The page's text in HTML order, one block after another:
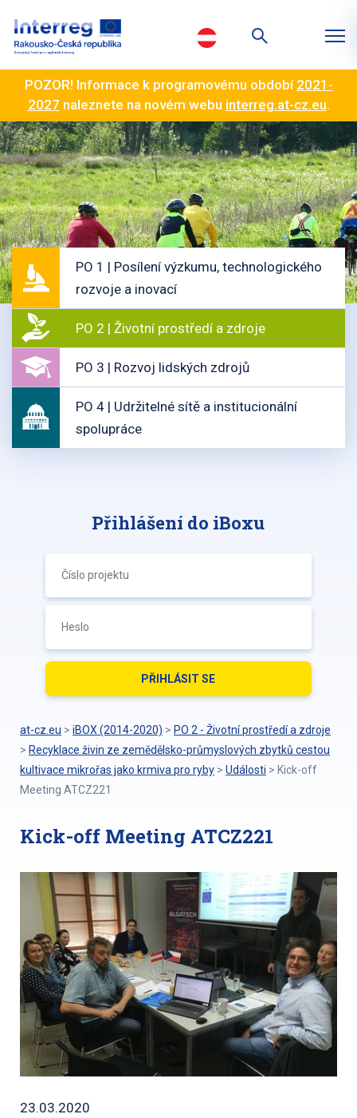
POZOR! Informace k programovému období 2021-
2027 naleznete na novém webu interreg.at-cz.eu.
PO 1 | Posílení výzkumu, technologického
rozvoje a inovací
PO 2 | Životní prostředí a zdroje
PO 3 | Rozvoj lidských zdrojů
PO 4 | Udržitelné sítě a institucionální
spolupráce
Přihlášení do iBoxu
at-cz.eu > iBOX (2014-2020) > PO 2 - Životní prostředí a zdroje
> Recyklace živin ze zemědělsko-průmyslových zbytků cestou
kultivace mikrořas jako krmiva pro ryby > Události > Kick-off
Meeting ATCZ221
Kick-off Meeting ATCZ221
23.03.2020